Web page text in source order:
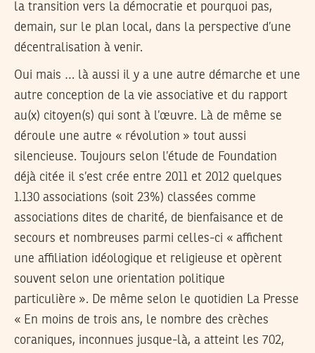
la transition vers la démocratie et pourquoi pas,
demain, sur le plan local, dans la perspective d’une
décentralisation à venir.
Oui mais … là aussi il y a une autre démarche et une
autre conception de la vie associative et du rapport
au(x) citoyen(s) qui sont à l’œuvre. Là de même se
déroule une autre « révolution » tout aussi
silencieuse. Toujours selon l’étude de Foundation
déjà citée il s’est crée entre 2011 et 2012 quelques
1.130 associations (soit 23%) classées comme
associations dites de charité, de bienfaisance et de
secours et nombreuses parmi celles-ci « affichent
une affiliation idéologique et religieuse et opèrent
souvent selon une orientation politique
particulière ». De même selon le quotidien La Presse
« En moins de trois ans, le nombre des crèches
coraniques, inconnues jusque-là, a atteint les 702,